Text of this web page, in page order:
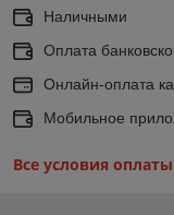
Наличными
Оплата
Онлайн-оплата
Мобильное
Все условия оплаты